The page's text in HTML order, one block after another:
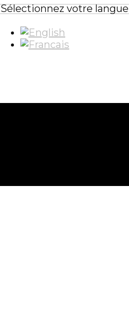
Sélectionnez votre langue